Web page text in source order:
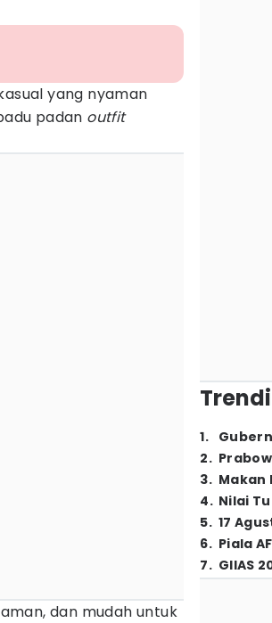
yang nyaman
padan outfit
dan mudah untuk
1.
2.
3. Makan
4. Nilai
5. 17
6. Piala
7. GIIAS